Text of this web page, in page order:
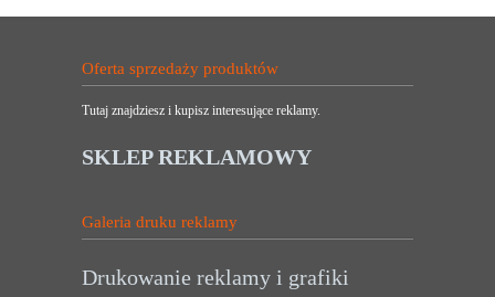
Oferta sprzedaży produktów
Tutaj znajdziesz i kupisz interesujące reklamy.
SKLEP REKLAMOWY
Galeria druku reklamy
Drukowanie reklamy i grafiki